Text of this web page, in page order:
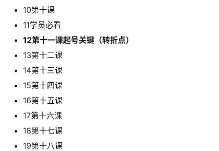
10第十课
11学员必看
12第十一课起号关键（转折点）
13第十二课
14第十三课
15第十四课
16第十五课
17第十六课
18第十七课
19第十八课